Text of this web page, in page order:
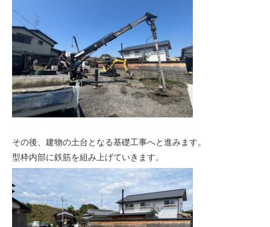
その後、建物の土台となる基礎工事へと進みます。
型枠内部に鉄筋を組み上げていきます。